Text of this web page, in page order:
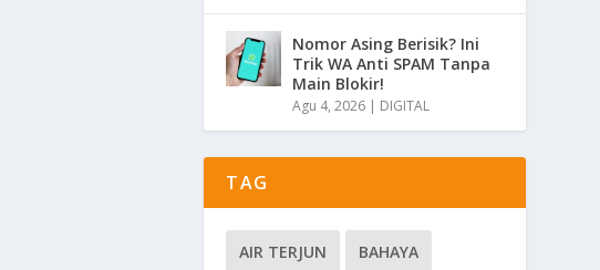
Nomor Asing Berisik? Ini
Trik WA Anti SPAM Tanpa
Main Blokir!
Agu 4, 2026 | DIGITAL
TAG
AIR TERJUN BAHAYA